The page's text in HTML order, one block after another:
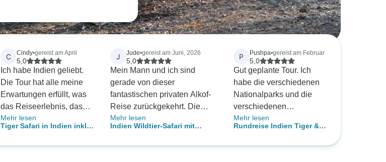
C Cindy•gereist am April
5,0
Ich habe Indien geliebt.
Die Tour hat alle meine
Erwartungen erfüllt, was
das Reiseerlebnis, das
Sehen von sieben Tigern,
die Besichtigung von
Mehr lesen
Tiger Safari in Indien inkl.
J Jude•gereist am Juni, 2026
5,0
Mein Mann und ich sind
gerade von dieser
fantastischen privaten Alkof-
Reise zurückgekehrt. Die
Kommunikation vor und
während der Reise verlief
Mehr lesen
Indien Wildtier-Safari mit
prächtigste Großkatzen
P Pushpa•gereist am Februar
5,0
Gut geplante Tour. Ich
habe die verschiedenen
Nationalparks und die
verschiedenen
Transportmittel genossen,
die alle gut organisiert
Mehr lesen
Rundreise Indien Tiger &